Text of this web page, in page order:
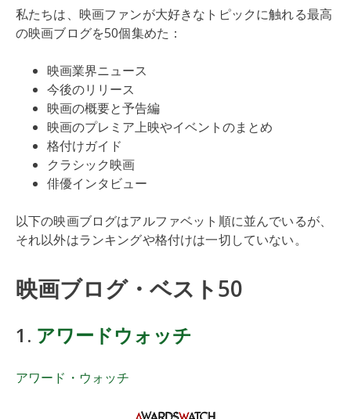
私たちは、映画ファンが大好きなトピックに触れる最高
の映画ブログを50個集めた：
映画業界ニュース
今後のリリース
映画の概要と予告編
映画のプレミア上映やイベントのまとめ
格付けガイド
クラシック映画
俳優インタビュー
以下の映画ブログはアルファベット順に並んでいるが、
それ以外はランキングや格付けは一切していない。
映画ブログ・ベスト50
1. アワードウォッチ
アワード・ウォッチ